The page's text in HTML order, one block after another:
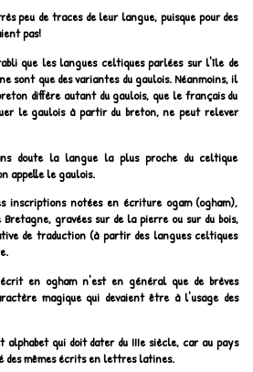
peu de traces de leur langue, puisque pour des
pas!
que les langues celtiques parlées sur l'île de
sont que des variantes du gaulois. Néanmoins, il
diffère autant du gaulois, que le français du
le gaulois à partir du breton, ne peut relever
doute la langue la plus proche du celtique
appelle le gaulois.
inscriptions notées en écriture ogam (ogham),
gravées sur de la pierre ou sur du bois,
de traduction (à partir des langues celtiques
en ogham n'est en général que de brèves
magique qui devaient être à l'usage des
alphabet qui doit dater du IIIe siècle, car au pays
des mêmes écrits en lettres latines.